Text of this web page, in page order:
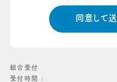
総合受付
受付時間 :